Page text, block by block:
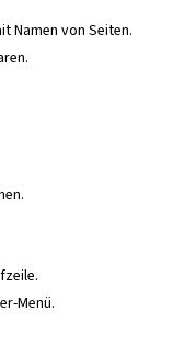
Namen von Seiten.
Menü.